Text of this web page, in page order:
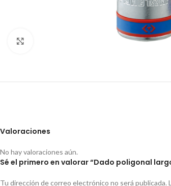
Valoraciones
No hay valoraciones aún.
Sé el primero en valorar “Dado poligonal largo
Tu dirección de correo electrónico no será publicada.